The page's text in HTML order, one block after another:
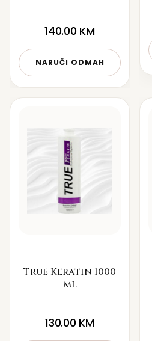
140.00 KM
NARUČI ODMAH
True Keratin 1000
ml
130.00 KM